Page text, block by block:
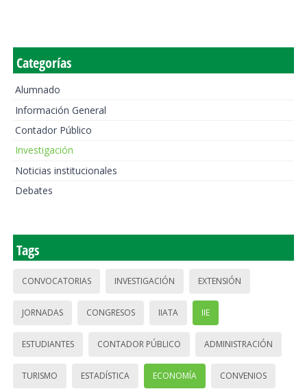
Categorías
Alumnado
Información General
Contador Público
Investigación
Noticias institucionales
Debates
Tags
CONVOCATORIAS INVESTIGACIÓN EXTENSIÓN
JORNADAS CONGRESOS IIATA IIE
ESTUDIANTES CONTADOR PÚBLICO ADMINISTRACIÓN
TURISMO ESTADÍSTICA ECONOMÍA CONVENIOS